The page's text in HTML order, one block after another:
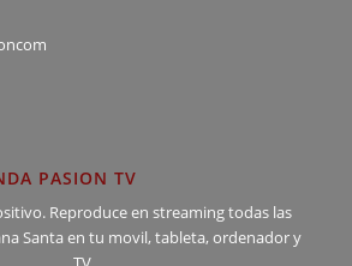
PASION TV
Reproduce en streaming todas las
Santa en tu movil, tableta, ordenador y